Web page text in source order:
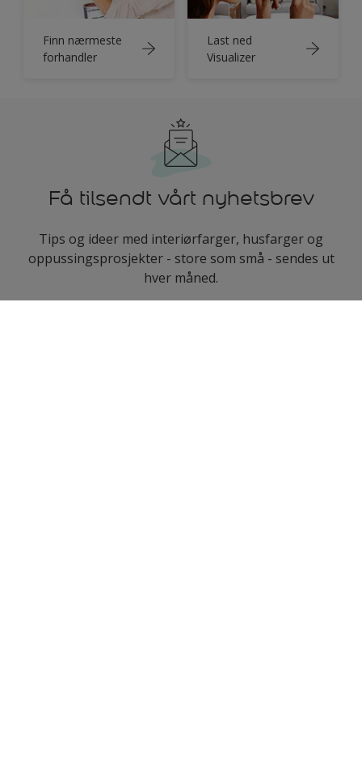
Finn nærmeste
forhandler
Last ned
Visualizer
Få tilsendt vårt nyhetsbrev
Tips og ideer med interiørfarger, husfarger og
oppussingsprosjekter - store som små - sendes ut
hver måned.